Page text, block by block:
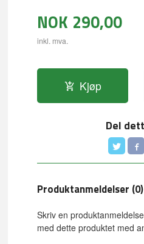
NOK 290,00
inkl. mva.
Kjøp
Del
Produktanmeldelser (0)
Skriv en
med dette produktet med